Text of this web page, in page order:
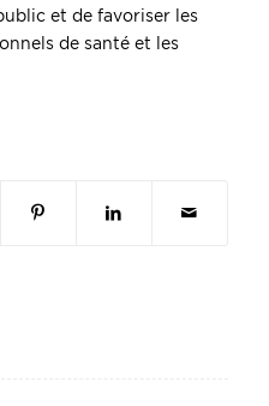
et de favoriser les
de santé et les